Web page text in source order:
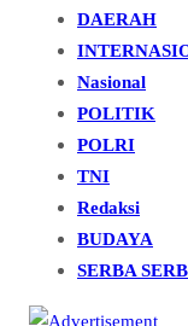
DAERAH
Nasional
POLITIK
POLRI
TNI
Redaksi
BUDAYA
SERBA